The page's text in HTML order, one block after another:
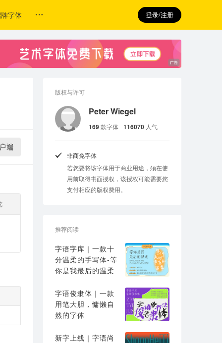
字体 登录/注册
端
版权与许可
Peter Wiegel
169款字体 116070 人气
非商免字体
若您要将该字体用于商业用途，须在使
用前取得书面授权，该授权可能需要您
支付相应的版权费用。
推荐阅读
字语字库｜一款十
分温柔的手写体-等
你是我最后的温柔
字语俊隶体｜一款
用笔大胆，慵懒自
然的字体
新字上线｜字语尚